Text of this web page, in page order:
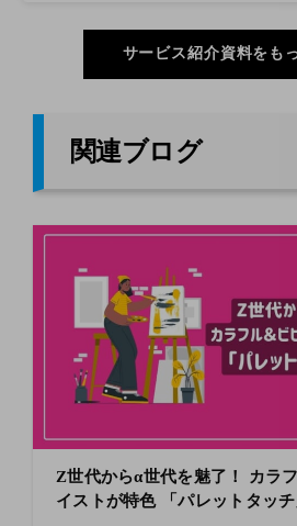
サービス紹介資料をも
関連ブログ
Z世代からα世代を魅了！ カラ
イストが特色 「パレットタッチ